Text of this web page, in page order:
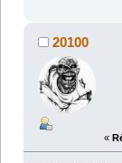
20100
«